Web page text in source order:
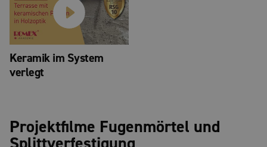
Keramik im System
verlegt
Projektfilme Fugenmörtel und